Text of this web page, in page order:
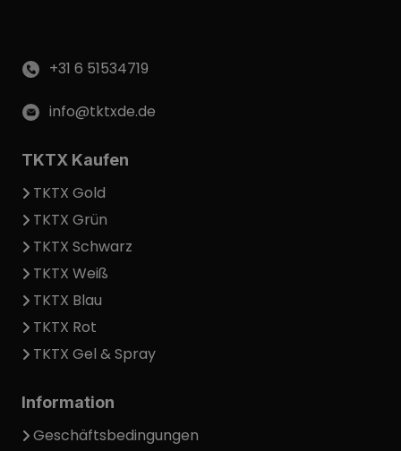
+31 6 51534719
info@tktxde.de
TKTX Kaufen
TKTX Gold
TKTX Grün
TKTX Schwarz
TKTX Weiß
TKTX Blau
TKTX Rot
TKTX Gel & Spray
Information
Geschäftsbedingungen